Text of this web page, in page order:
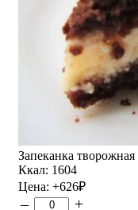
Запеканка
Ккал: 1604
Цена: +626₽
– +